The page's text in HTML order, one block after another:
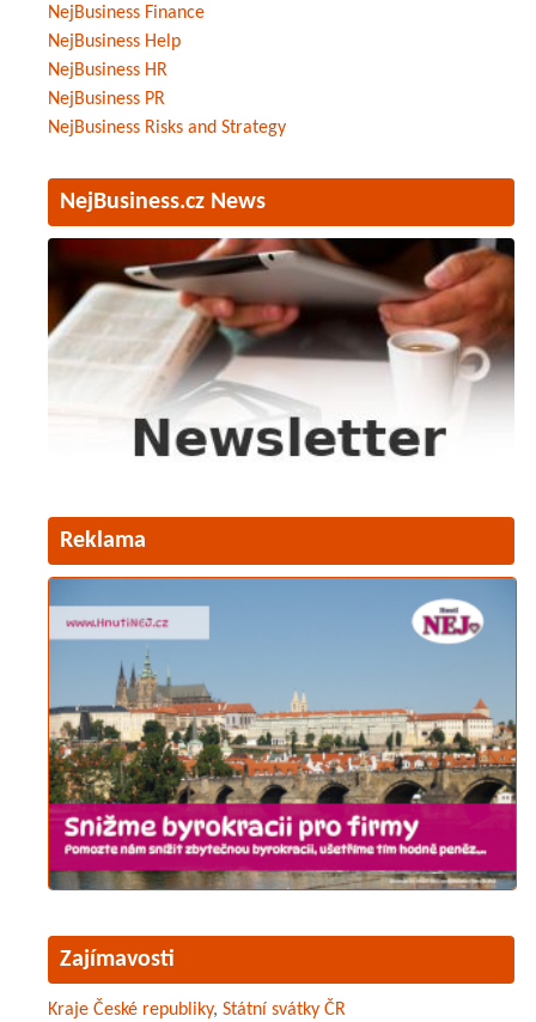
NejBusiness Finance
NejBusiness Help
NejBusiness HR
NejBusiness PR
NejBusiness Risks and Strategy
NejBusiness.cz News
Reklama
Zajímavosti
Kraje České republiky, Státní svátky ČR